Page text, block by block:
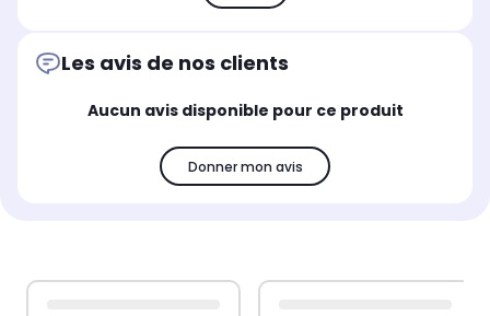
Les avis de nos clients
Aucun avis disponible pour ce produit
Donner mon avis